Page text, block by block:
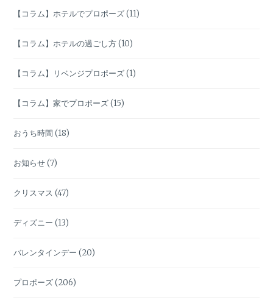
【コラム】ホテルでプロポーズ(11)
【コラム】ホテルの過ごし方(10)
【コラム】リベンジプロポーズ(1)
【コラム】家でプロポーズ(15)
おうち時間 (18)
お知らせ(7)
クリスマス (47)
ディズニー (13)
バレンタインデー (20)
プロポーズ(206)